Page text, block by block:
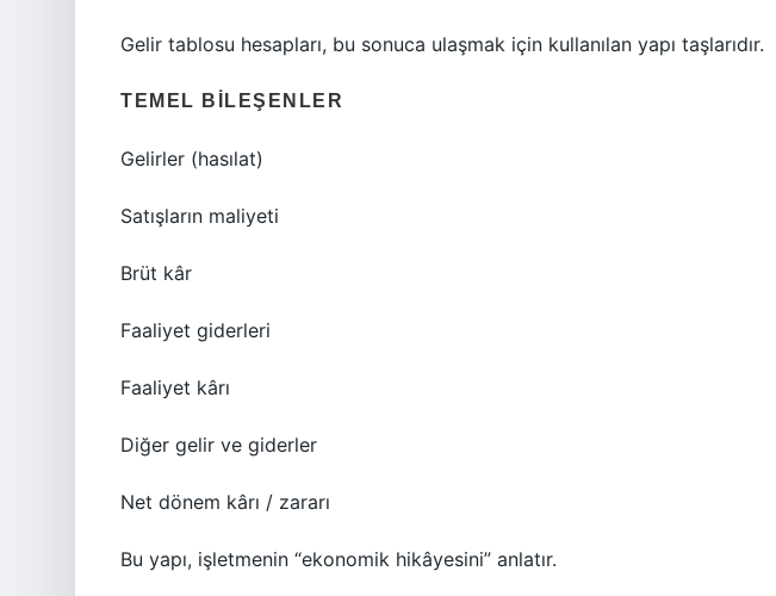
Gelir tablosu hesapları, bu sonuca ulaşmak için kullanılan yapı taşlarıdır.
TEMEL BILEŞENLER
Gelirler (hasılat)
Satışların maliyeti
Brüt kâr
Faaliyet giderleri
Faaliyet kârı
Diğer gelir ve giderler
Net dönem kârı / zararı
Bu yapı, işletmenin “ekonomik hikâyesini” anlatır.